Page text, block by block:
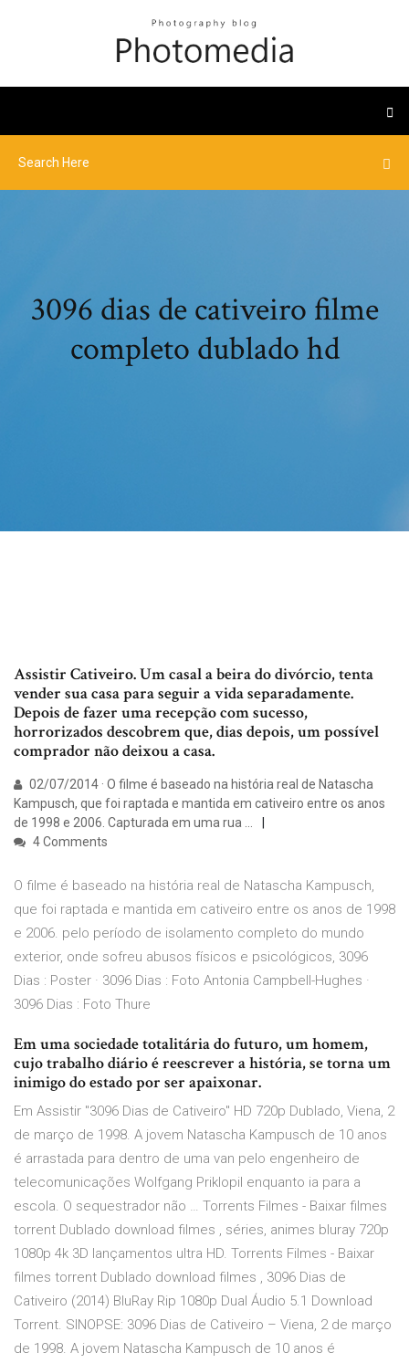
3096 dias de cativeiro filme
completo dublado hd
Assistir Cativeiro. Um casal a beira do divórcio, tenta
vender sua casa para seguir a vida separadamente.
Depois de fazer uma recepção com sucesso,
horrorizados descobrem que, dias depois, um possível
comprador não deixou a casa.
02/07/2014 · O filme é baseado na história real de Natascha
Kampusch, que foi raptada e mantida em cativeiro entre os anos
de 1998 e 2006. Capturada em uma rua …
4 Comments
O filme é baseado na história real de Natascha Kampusch,
que foi raptada e mantida em cativeiro entre os anos de 1998
e 2006. pelo período de isolamento completo do mundo
exterior, onde sofreu abusos físicos e psicológicos, 3096
Dias : Poster · 3096 Dias : Foto Antonia Campbell-Hughes ·
3096 Dias : Foto Thure
Em uma sociedade totalitária do futuro, um homem,
cujo trabalho diário é reescrever a história, se torna um
inimigo do estado por ser apaixonar.
Em Assistir "3096 Dias de Cativeiro" HD 720p Dublado, Viena, 2
de março de 1998. A jovem Natascha Kampusch de 10 anos
é arrastada para dentro de uma van pelo engenheiro de
telecomunicações Wolfgang Priklopil enquanto ia para a
escola. O sequestrador não … Torrents Filmes - Baixar filmes
torrent Dublado download filmes , séries, animes bluray 720p
1080p 4k 3D lançamentos ultra HD. Torrents Filmes - Baixar
filmes torrent Dublado download filmes , 3096 Dias de
Cativeiro (2014) BluRay Rip 1080p Dual Áudio 5.1 Download
Torrent. SINOPSE: 3096 Dias de Cativeiro – Viena, 2 de março
de 1998. A jovem Natascha Kampusch de 10 anos é